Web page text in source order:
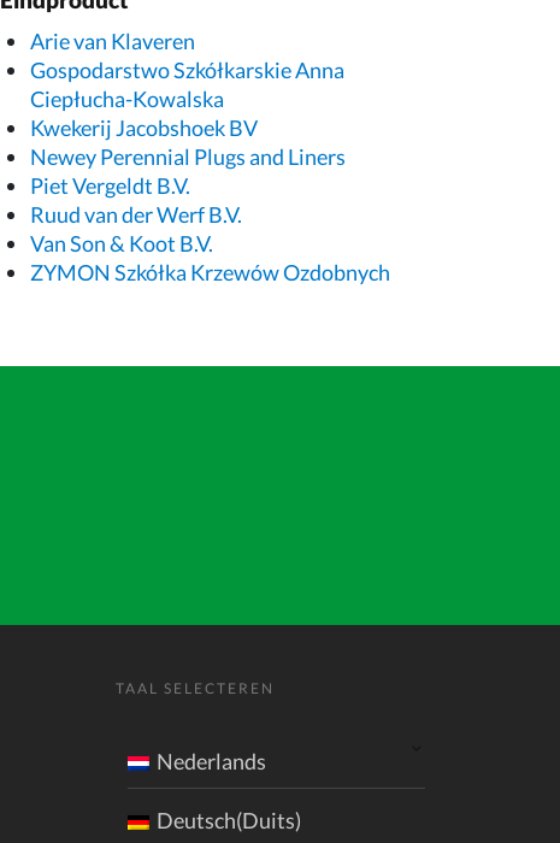
Arie van Klaveren
Gospodarstwo Szkółkarskie Anna
Ciepłucha-Kowalska
Kwekerij Jacobshoek BV
Newey Perennial Plugs and Liners
Piet Vergeldt B.V.
Ruud van der Werf B.V.
Van Son & Koot B.V.
ZYMON Szkółka Krzewów Ozdobnych
TAAL SELECTEREN
Nederlands
Deutsch(Duits)